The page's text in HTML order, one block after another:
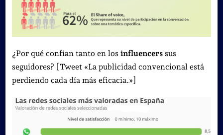
¿Por qué confían tanto en los influencerssus
seguidores? [Tweet «La publicidad convencional está
perdiendo cada día más eficacia.»]